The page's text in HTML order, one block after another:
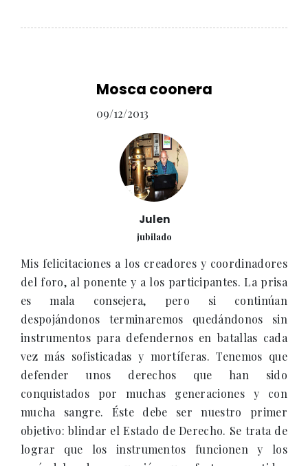
Mosca coonera
09/12/2013
Julen
jubilado
Mis felicitaciones a los creadores y coordinadores
del foro, al ponente y a los participantes. La prisa
es mala consejera, pero si continúan
despojándonos terminaremos quedándonos sin
instrumentos para defendernos en batallas cada
vez más sofisticadas y mortíferas. Tenemos que
defender unos derechos que han sido
conquistados por muchas generaciones y con
mucha sangre. Éste debe ser nuestro primer
objetivo: blindar el Estado de Derecho. Se trata de
lograr que los instrumentos funcionen y los